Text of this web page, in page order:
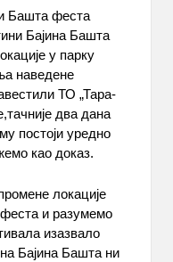
Башта феста
Бајина Башта
у парку
наведене
ТО „Тара-
два дана
постоји уредно
као доказ.
локације
и разумемо
изазвало
Бајина Башта ни